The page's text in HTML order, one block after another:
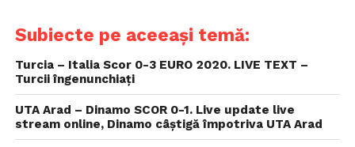
Subiecte pe aceeași temă:
Turcia – Italia Scor 0-3 EURO 2020. LIVE TEXT –
Turcii îngenunchiați
UTA Arad – Dinamo SCOR 0-1. Live update live
stream online, Dinamo câștigă împotriva UTA Arad